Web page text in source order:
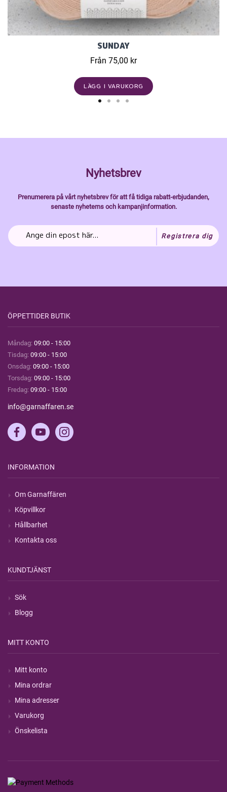
SUNDAY
Från 75,00 kr
LÄGG I VARUKORG
Nyhetsbrev
Prenumerera på vårt nyhetsbrev för att få tidiga rabatt-erbjudanden,
senaste nyheterns och kampanjinformation.
Registrera dig
ÖPPETTIDER BUTIK
Måndag: 09:00 - 15:00
Tisdag: 09:00 - 15:00
Onsdag: 09:00 - 15:00
Torsdag: 09:00 - 15:00
Fredag: 09:00 - 15:00
info@garnaffaren.se
INFORMATION
Om Garnaffären
Köpvillkor
Hållbarhet
Kontakta oss
KUNDTJÄNST
Sök
Blogg
MITT KONTO
Mitt konto
Mina ordrar
Mina adresser
Varukorg
Önskelista